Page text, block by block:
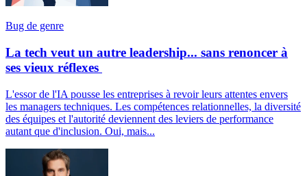
Bug de genre
La tech veut un autre leadership... sans renoncer à
ses vieux réflexes
L'essor de l'IA pousse les entreprises à revoir leurs attentes envers
les managers techniques. Les compétences relationnelles, la diversité
des équipes et l'autorité deviennent des leviers de performance
autant que d'inclusion. Oui, mais...